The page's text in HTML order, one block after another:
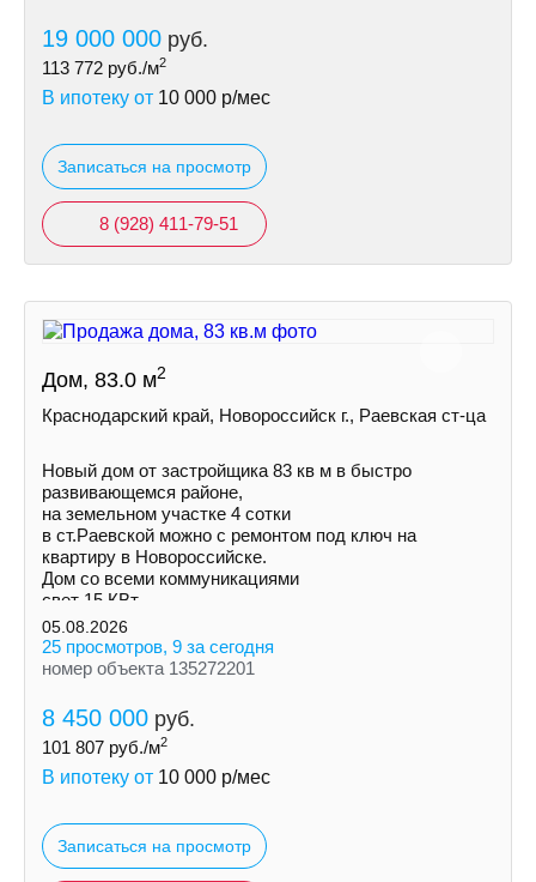
19 000 000 руб.
113 772 руб./м2
В ипотеку от 10 000 р/мес
Записаться на просмотр
8 (928) 411-79-51
Дом, 83.0 м2
Краснодарский край, Новороссийск г., Раевская ст-ца
Новый дом от застройщика 83 кв м в быстро
развивающемся районе,
на земельном участке 4 сотки
в ст.Раевской можно с ремонтом под ключ на
квартиру в Новороссийске.
Дом со всеми коммуникациями
свет 15 КВт
индивидуальная скважина
септик
05.08.2026
25 просмотров, 9 за сегодня
номер объекта 135272201
8 450 000 руб.
101 807 руб./м2
В ипотеку от 10 000 р/мес
Записаться на просмотр